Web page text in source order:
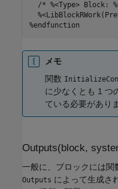
/* %<Type> Block:
%endfunction
メモ
関数
に少なくとも 1 つ
ている必要があり
Outputs(block,
一般に、ブロックには関
Outputs によって生成さ